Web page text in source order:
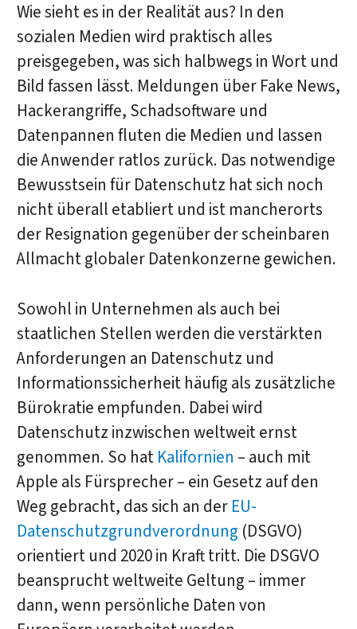
Wie sieht es in der Realität aus? In den
sozialen Medien wird praktisch alles
preisgegeben, was sich halbwegs in Wort und
Bild fassen lässt. Meldungen über Fake News,
Hackerangriffe, Schadsoftware und
Datenpannen fluten die Medien und lassen
die Anwender ratlos zurück. Das notwendige
Bewusstsein für Datenschutz hat sich noch
nicht überall etabliert und ist mancherorts
der Resignation gegenüber der scheinbaren
Allmacht globaler Datenkonzerne gewichen.
Sowohl in Unternehmen als auch bei
staatlichen Stellen werden die verstärkten
Anforderungen an Datenschutz und
Informationssicherheit häufig als zusätzliche
Bürokratie empfunden. Dabei wird
Datenschutz inzwischen weltweit ernst
genommen. So hat Kalifornien – auch mit
Apple als Fürsprecher – ein Gesetz auf den
Weg gebracht, das sich an der EU-
Datenschutzgrundverordnung (DSGVO)
orientiert und 2020 in Kraft tritt. Die DSGVO
beansprucht weltweite Geltung – immer
dann, wenn persönliche Daten von